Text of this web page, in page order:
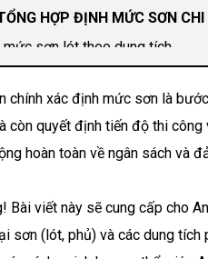
HỢP ĐỊNH MỨC SƠN
sơn lót theo dung tích
mức tham khảo theo thương hiệu
DẪN TÍNH TOÁN TỪNG BƯỚC
KIỆM SƠN VÀ TỐI ƯU ĐỊNH
chính xác định mức sơn là
còn quyết định tiến độ thi
hoàn toàn về ngân sách và
Bài viết này sẽ cung cấp cho
sơn (lót, phủ) và các dung tích